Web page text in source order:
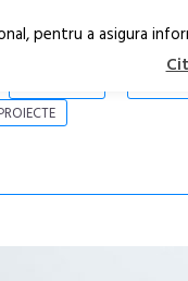
pentru a asigura